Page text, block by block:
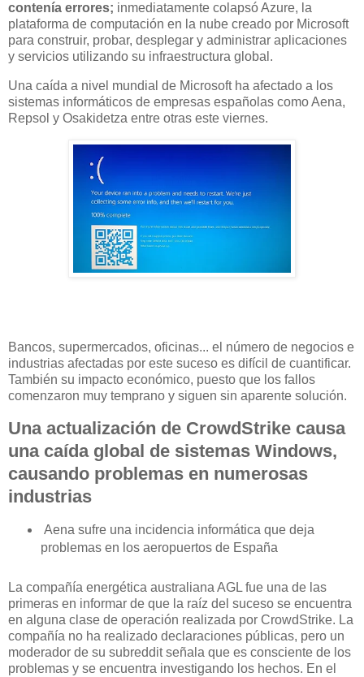
contenía errores; inmediatamente colapsó Azure, la
plataforma de computación en la nube creado por Microsoft
para construir, probar, desplegar y administrar aplicaciones
y servicios utilizando su infraestructura global.
Una caída a nivel mundial de Microsoft ha afectado a los
sistemas informáticos de empresas españolas como Aena,
Repsol y Osakidetza entre otras este viernes.
Bancos, supermercados, oficinas... el número de negocios e
industrias afectadas por este suceso es difícil de cuantificar.
También su impacto económico, puesto que los fallos
comenzaron muy temprano y siguen sin aparente solución.
Una actualización de CrowdStrike causa
una caída global de sistemas Windows,
causando problemas en numerosas
industrias
Aena sufre una incidencia informática que deja
problemas en los aeropuertos de España
La compañía energética australiana AGL fue una de las
primeras en informar de que la raíz del suceso se encuentra
en alguna clase de operación realizada por CrowdStrike. La
compañía no ha realizado declaraciones públicas, pero un
moderador de su subreddit señala que es consciente de los
problemas y se encuentra investigando los hechos. En el